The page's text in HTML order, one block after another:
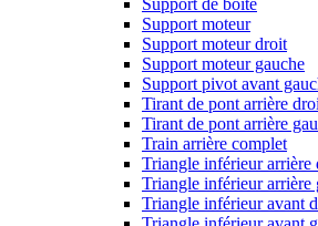
Support de boite
Support moteur
Support moteur droit
Support moteur gauche
Support pivot avant
Tirant de pont arrière
Tirant de pont arrière
Train arrière complet
Triangle inférieur arrière
Triangle inférieur arrière
Triangle inférieur avant